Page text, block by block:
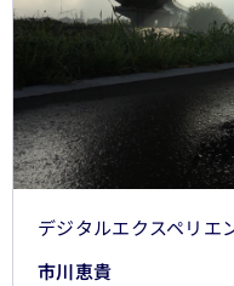
デジタルエクスペリエ
市川恵貴